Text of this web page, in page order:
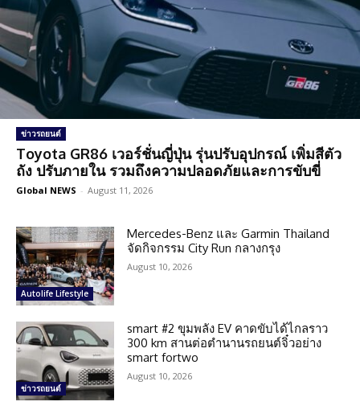
ข่าวรถยนต์
Toyota GR86 เวอร์ชั่นญี่ปุ่น รุ่นปรับอุปกรณ์ เพิ่มสีตัว
ถัง ปรับภายใน รวมถึงความปลอดภัยและการขับขี่
Global NEWS - August 11, 2026
Autolife Lifestyle
Mercedes-Benz และ Garmin Thailand
จัดกิจกรรม City Run กลางกรุง
August 10, 2026
ข่าวรถยนต์
smart #2 ขุมพลัง EV คาดขับได้ไกลราว
300 km สานต่อตำนานรถยนต์จิ๋วอย่าง
smart fortwo
August 10, 2026